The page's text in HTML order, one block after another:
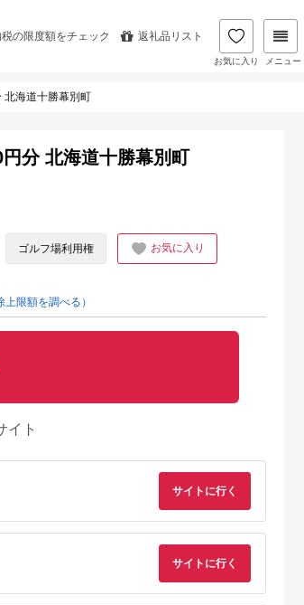
の限度額をチェック 返礼品リスト
お気に入り メニュー
海道十勝幕別町
分 北海道十勝幕別町
ゴルフ場利用権 お気に入り
上限額を調べる）
イト
サイトに行く
サイトに行く